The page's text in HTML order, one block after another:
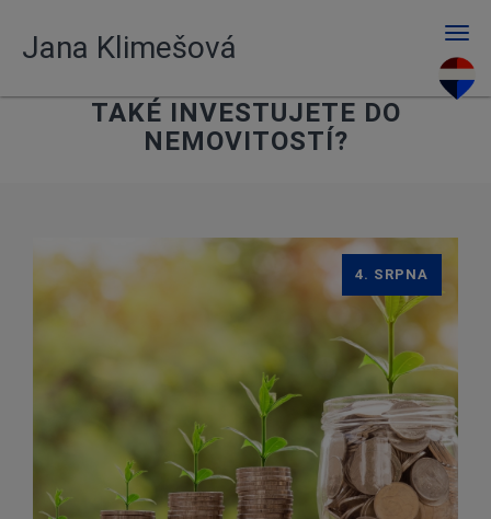
Jana Klimešová
TAKÉ INVESTUJETE DO
NEMOVITOSTÍ?
4. SRPNA